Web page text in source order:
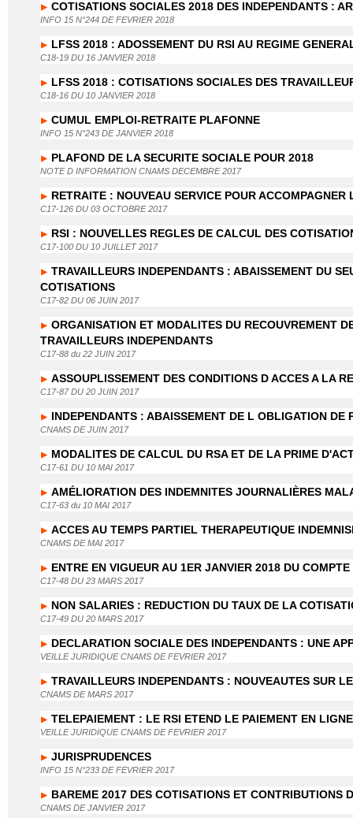
COTISATIONS SOCIALES 2018 DES INDEPENDANTS :
INFO 15 N°244 DE FEVRIER 2018
LFSS 2018 : ADOSSEMENT DU RSI AU REGIME
C18-19 DU 16 JANVIER 2018
LFSS 2018 : COTISATIONS SOCIALES DES
C18-16 DU 10 JANVIER 2018
CUMUL EMPLOI-RETRAITE PLAFONNE
INFO 15 N°243 DE JANVIER 2018
PLAFOND DE LA SECURITE SOCIALE POUR 2018
NOTE D INFORMATION CNAMS DECEMBRE 2017
RETRAITE : NOUVEAU SERVICE POUR
C17-126 DU 03 OCTOBRE 2017
RSI : NOUVELLES REGLES DE CALCUL DES
C17-100 DU 10 JUILLET 2017
TRAVAILLEURS INDEPENDANTS : ABAISSEMENT DU
COTISATIONS
C17-82 DU 06 JUIN 2017
ORGANISATION ET MODALITES DU RECOUVREMENT
TRAVAILLEURS INDEPENDANTS
C17-88 du 22 JUIN 2017
ASSOUPLISSEMENT DES CONDITIONS D ACCES A LA
C17-87 DU 20 JUIN 2017
INDEPENDANTS : ABAISSEMENT DE L OBLIGATION DE
CNAMS DE JUIN 2017
MODALITES DE CALCUL DU RSA ET DE LA PRIME
C17-61 DU 10 MAI 2017
AMÉLIORATION DES INDEMNITES JOURNALIÈRES
C17-63 du 10 MAI 2017
ACCES AU TEMPS PARTIEL THERAPEUTIQUE
CNAMS DE MAI 2017
ENTRE EN VIGUEUR AU 1ER JANVIER 2018 DU
C17-48 DU 23 MARS 2017
NON SALARIES : REDUCTION DU TAUX DE LA
C17-49 DU 20 MARS 2017
DECLARATION SOCIALE DES INDEPENDANTS : UNE
VEILLE JURIDIQUE CNAMS DE FEVRIER 2017
TRAVAILLEURS INDEPENDANTS : NOUVEAUTES SUR
CNAMS DE MARS 2017
TELEPAIEMENT : LE RSI ETEND LE PAIEMENT EN
VEILLE JURIDIQUE CNAMS DE FEVRIER 2017
JURISPRUDENCES
INFO 15 N°233 DE FEVRIER 2017
BAREME 2017 DES COTISATIONS ET CONTRIBUTIONS
CNAMS DE JANVIER 2017